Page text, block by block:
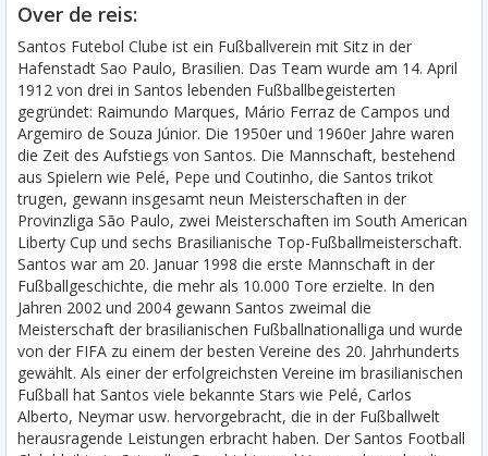
Over de reis:
Santos Futebol Clube ist ein Fußballverein mit Sitz in der
Hafenstadt Sao Paulo, Brasilien. Das Team wurde am 14. April
1912 von drei in Santos lebenden Fußballbegeisterten
gegründet: Raimundo Marques, Mário Ferraz de Campos und
Argemiro de Souza Júnior. Die 1950er und 1960er Jahre waren
die Zeit des Aufstiegs von Santos. Die Mannschaft, bestehend
aus Spielern wie Pelé, Pepe und Coutinho, die Santos trikot
trugen, gewann insgesamt neun Meisterschaften in der
Provinzliga São Paulo, zwei Meisterschaften im South American
Liberty Cup und sechs Brasilianische Top-Fußballmeisterschaft.
Santos war am 20. Januar 1998 die erste Mannschaft in der
Fußballgeschichte, die mehr als 10.000 Tore erzielte. In den
Jahren 2002 und 2004 gewann Santos zweimal die
Meisterschaft der brasilianischen Fußballnationalliga und wurde
von der FIFA zu einem der besten Vereine des 20. Jahrhunderts
gewählt. Als einer der erfolgreichsten Vereine im brasilianischen
Fußball hat Santos viele bekannte Stars wie Pelé, Carlos
Alberto, Neymar usw. hervorgebracht, die in der Fußballwelt
herausragende Leistungen erbracht haben. Der Santos Football